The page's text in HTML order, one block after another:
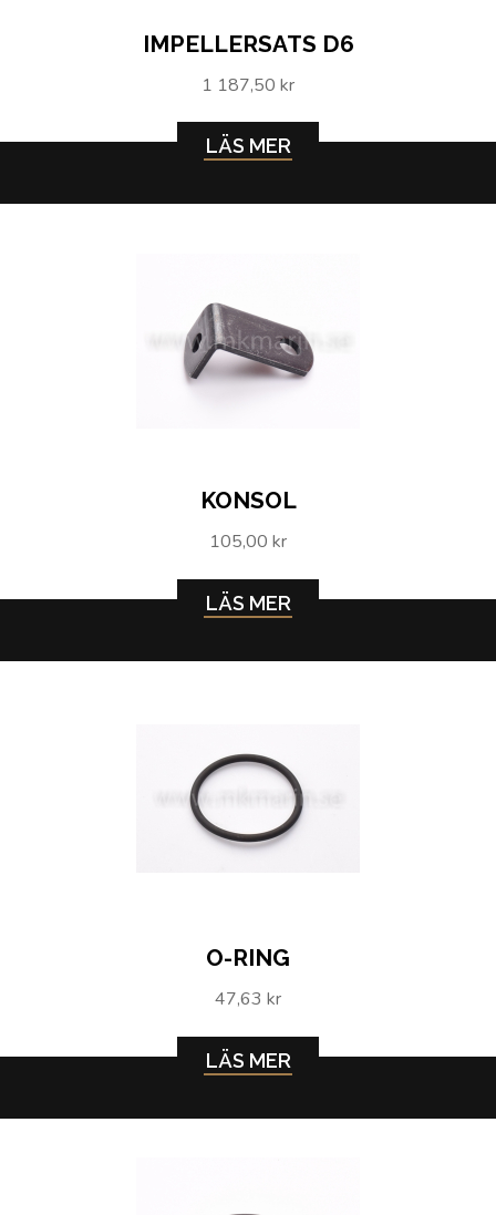
IMPELLERSATS D6
1 187,50 kr
LÄS MER
KONSOL
105,00 kr
LÄS MER
O-RING
47,63 kr
LÄS MER